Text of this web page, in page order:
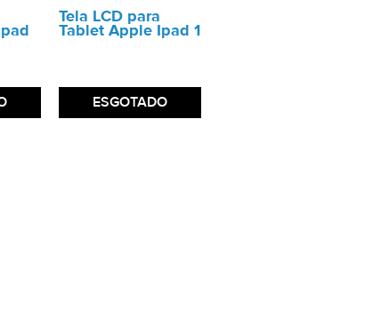
Tela LCD para
Tablet Apple Ipad 1
ESGOTADO